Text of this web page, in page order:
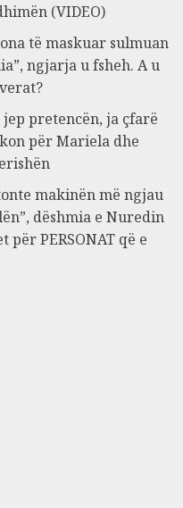
(VIDEO)
të maskuar sulmuan
ngjarja u fsheh. A u
pretencën, ja çfarë
për Mariela dhe
makinën më ngjau
dëshmia e Nuredin
për PERSONAT që e